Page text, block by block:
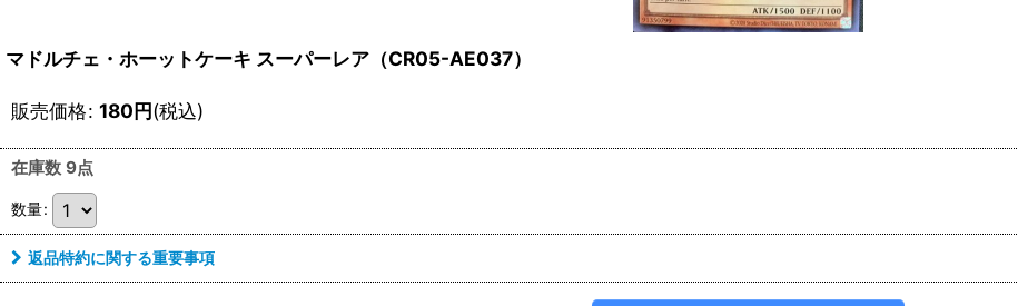
マドルチェ・ホーットケーキ スーパーレア（CR05-AE037）
販売価格: 180円(税込)
在庫数 9点
数量:
返品特約に関する重要事項